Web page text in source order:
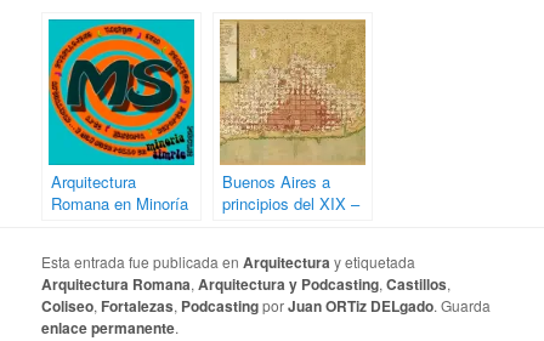
Arquitectura
Romana en Minoría
Buenos Aires a
principios del XIX –
Esta entrada fue publicada enArquitecturay etiquetada
Arquitectura Romana,Arquitectura y Podcasting,Castillos,
Coliseo, Fortalezas, PodcastingporJuan ORTiz DELgado. Guarda
enlace permanente.